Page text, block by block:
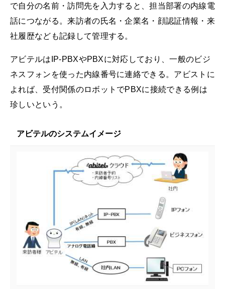
で自分の名前・訪問先を入力すると、担当部署の内線電
話につながる。来訪者の氏名・企業名・顔認証情報・来
社履歴なども記録して管理する。
アビテルはIP-PBXやPBXに対応しており、一般のビジ
ネスフォンを使った内線番号に連絡できる。アビストに
よれば、受付関係のロボットでPBXに接続できる例は
珍しいという。
アビテルのシステムイメージ